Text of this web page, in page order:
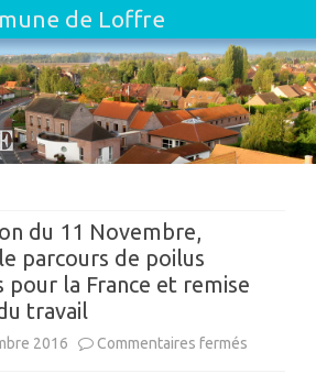
de Loffre
du 11 Novembre,
parcours de poilus
la France et remise
travail
2016 Commentaires fermés